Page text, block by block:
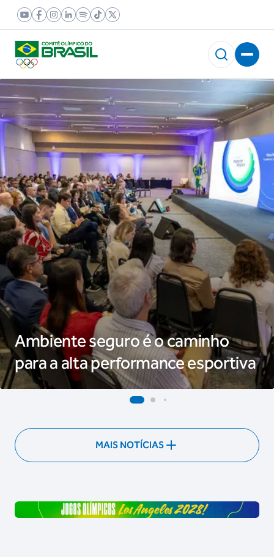
Ambiente seguro é o caminho
para a alta performance esportiva
MAIS NOTÍCIAS